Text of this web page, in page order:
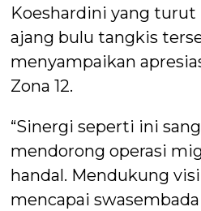
Koeshardini yang
ajang bulu tangkis
menyampaikan
Zona 12.
“Sinergi seperti ini
mendorong operasi
handal. Mendukung
mencapai swasembada